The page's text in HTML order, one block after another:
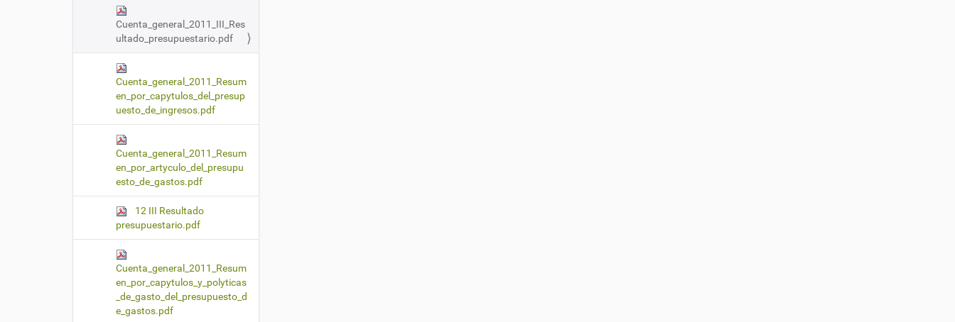
Cuenta_general_2011_III_Res
ultado_presupuestario.pdf
Cuenta_general_2011_Resum
en_por_capytulos_del_presup
uesto_de_ingresos.pdf
Cuenta_general_2011_Resum
en_por_artyculo_del_presupu
esto_de_gastos.pdf
12 III Resultado
presupuestario.pdf
Cuenta_general_2011_Resum
en_por_capytulos_y_polyticas
_de_gasto_del_presupuesto_d
e_gastos.pdf